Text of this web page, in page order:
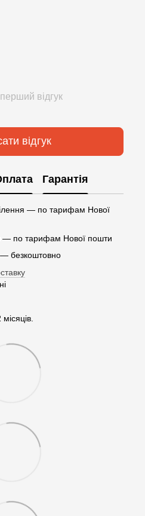
відгук
відгук
Гарантія
— по тарифам Нової
— по тарифам Нової пошти
— безкоштовно